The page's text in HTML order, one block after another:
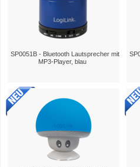
SP0051B - Bluetooth Lautsprecher mit
MP3-Player, blau